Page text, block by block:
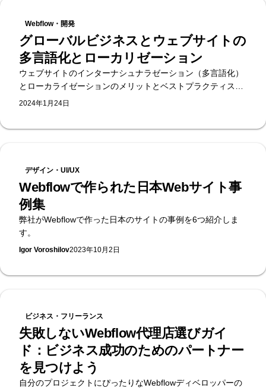
Webflow・開発
グローバルビジネスとウェブサイトの
多言語化とローカリゼーション
ウェブサイトのインターナシュナラゼーション（多言語化）
とローカライゼーションのメリットとベストプラクティスに
ついてご紹介いたします。
2024年1月24日
デザイン・UI/UX
Webflowで作られた日本Webサイト事
例集
弊社がWebflowで作った日本のサイトの事例を6つ紹介しま
す。
Igor Voroshilov2023年10月2日
ビジネス・フリーランス
失敗しないWebflow代理店選びガイ
ド：ビジネス成功のためのパートナー
を見つけよう
自分のプロジェクトにぴったりなWebflowディベロッパーの